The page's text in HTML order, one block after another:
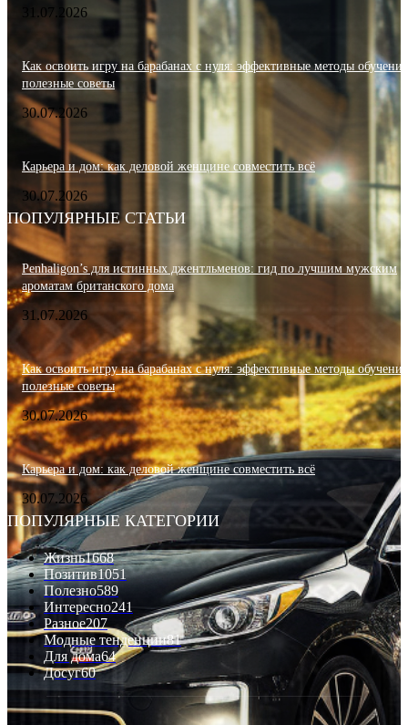
31.07.2026
Как освоить игру на барабанах с нуля: эффективные методы
полезные советы
30.07.2026
Карьера и дом: как деловой женщине совместить всё
30.07.2026
ПОПУЛЯРНЫЕ СТАТЬИ
Penhaligon’s для истинных джентльменов: гид по лучшим мужским
ароматам британского дома
31.07.2026
Как освоить игру на барабанах с нуля: эффективные методы
полезные советы
30.07.2026
Карьера и дом: как деловой женщине совместить всё
30.07.2026
ПОПУЛЯРНЫЕ КАТЕГОРИИ
Жизнь1668
Позитив1051
Полезно589
Интересно241
Разное207
Модные тенденции81
Для дома64
Досуг60